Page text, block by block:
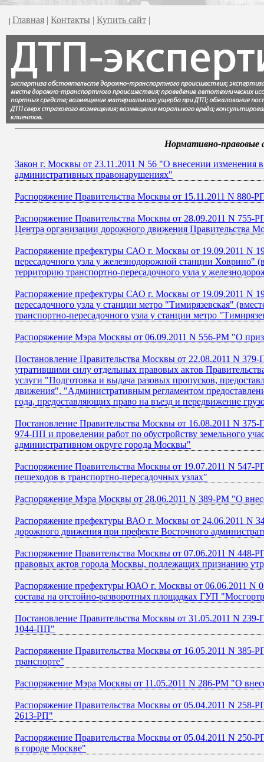
| Главная | Контакты | Купить сайт |
Нормативно-правовые
Закон г. Москвы от 23.11.2011 N 56 "О внесении изменения
административных правонарушениях"
Распоряжение Правительства Москвы от 15.11.2011 N
Распоряжение Правительства Москвы от 28.09.2011 N 755-
Центра организации дорожного движения Правительства
Распоряжение префектуры САО г. Москвы от 19.09.2011 N
пересадочного узла у железнодорожной станции Ховрино"
территорию транспортно-пересадочного узла у
Распоряжение префектуры САО г. Москвы от 19.09.2011 N
пересадочного узла у станции метро "Тимирязевская"
транспортно-пересадочного узла у станции метро
Распоряжение Мэра Москвы от 06.09.2011 N 556-РМ "О
Постановление Правительства Москвы от 22.08.2011 N
утратившими силу отдельных правовых актов
услуги "Подготовка и выдача разовых пропусков,
движения", "Административным регламентом
года, предоставляющих право на въезд и передвижение
Постановление Правительства Москвы от 16.08.2011 N
974-ПП и проведении работ по обустройству земельного
административном округе города Москвы"
Распоряжение Правительства Москвы от 19.07.2011 N
пешеходов в транспортно-пересадочных узлах"
Распоряжение Мэра Москвы от 28.06.2011 N 389-РМ "О
Распоряжение префектуры ВАО г. Москвы от 24.06.2011 N
дорожного движения при префекте Восточного
Распоряжение Правительства Москвы от 07.06.2011 N
правовых актов города Москвы, подлежащих признанию
Распоряжение префектуры ЮАО г. Москвы от 06.06.2011 N
состава на отстойно-разворотных площадках ГУП
Постановление Правительства Москвы от 31.05.2011 N
1044-ПП"
Распоряжение Правительства Москвы от 16.05.2011 N 385-
транспорте"
Распоряжение Мэра Москвы от 11.05.2011 N 286-РМ "О
Распоряжение Правительства Москвы от 05.04.2011 N 258-
2613-РП"
Распоряжение Правительства Москвы от 05.04.2011 N
в городе Москве"